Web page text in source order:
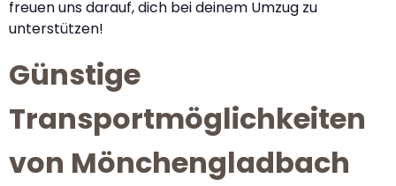
freuen uns darauf, dich bei deinem Umzug zu
unterstützen!
Günstige
Transportmöglichkeiten
von Mönchengladbach